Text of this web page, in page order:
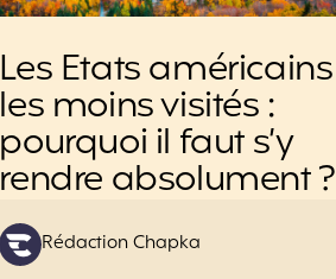
Les Etats américains
les moins visités :
pourquoi il faut s’y
rendre absolument ?
Posted
Rédaction Chapka